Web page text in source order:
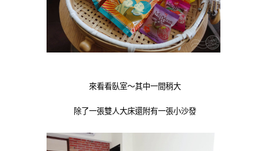
來看看臥室～其中一間稍大
除了一張雙人大床還附有一張小沙發